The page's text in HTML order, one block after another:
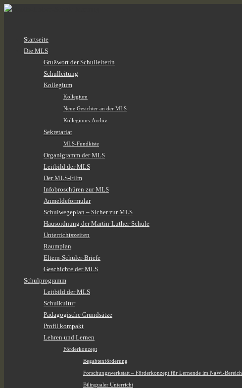
Startseite
Die MLS
Grußwort der Schulleiterin
Schulleitung
Kollegium
Kollegium
Neue Gesichter an der MLS
Kollegiums-Archiv
Sekretariat
MLS-Fundkiste
Organigramm der MLS
Leitbild der MLS
Der MLS-Film
Infobroschüren zur MLS
Anmeldeformular
Schulwegeplan – Sicher zur MLS
Hausordnung der Martin-Luther-Schule
Unterrichtszeiten
Raumplan
Eltern-Schüler-Briefe
Geschichte der MLS
Schulprogramm
Leitbild der MLS
Schulkultur
Pädagogische Grundsätze
Profil kompakt
Lehren und Lernen
Förderkonzept
Begabtenförderung
Forschungswerkstatt – Förderkonzept für Lernende im NaWi-Bereich
Bilingualer Unterricht